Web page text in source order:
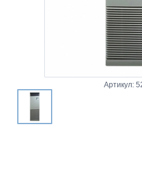
Артикул: